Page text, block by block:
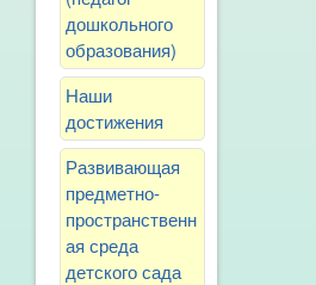
дошкольного
образования)
Наши
достижения
Развивающая
предметно-
пространственн
ая среда
детского сада